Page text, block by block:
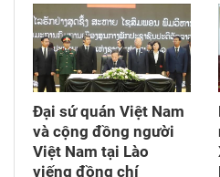
Đại sứ quán Việt Nam
và cộng đồng người
Việt Nam tại Lào
viếng đồng chí